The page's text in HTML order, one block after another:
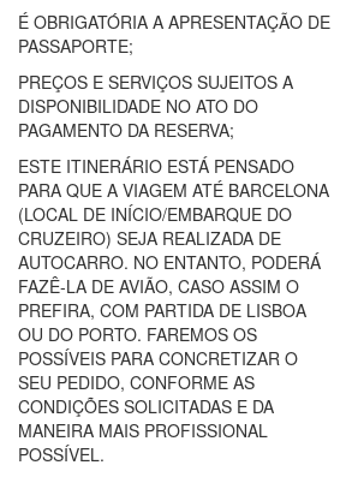
É OBRIGATÓRIA A APRESENTAÇÃO DE
PASSAPORTE;
PREÇOS E SERVIÇOS SUJEITOS A
DISPONIBILIDADE NO ATO DO
PAGAMENTO DA RESERVA;
ESTE ITINERÁRIO ESTÁ PENSADO
PARA QUE A VIAGEM ATÉ BARCELONA
(LOCAL DE INÍCIO/EMBARQUE DO
CRUZEIRO) SEJA REALIZADA DE
AUTOCARRO. NO ENTANTO, PODERÁ
FAZÊ-LA DE AVIÃO, CASO ASSIM O
PREFIRA, COM PARTIDA DE LISBOA
OU DO PORTO. FAREMOS OS
POSSÍVEIS PARA CONCRETIZAR O
SEU PEDIDO, CONFORME AS
CONDIÇÕES SOLICITADAS E DA
MANEIRA MAIS PROFISSIONAL
POSSÍVEL.